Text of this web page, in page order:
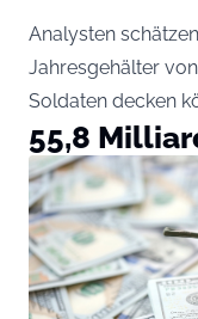
Analysten
Jahresgehälter
Soldaten decken
55,8